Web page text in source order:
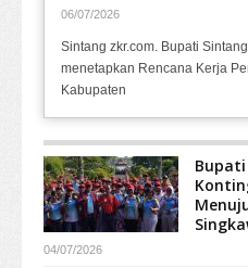
06/07/2026
Sintang zkr.com. Bupati
menetapkan Rencana Kerja
Kabupaten
04/07/2026